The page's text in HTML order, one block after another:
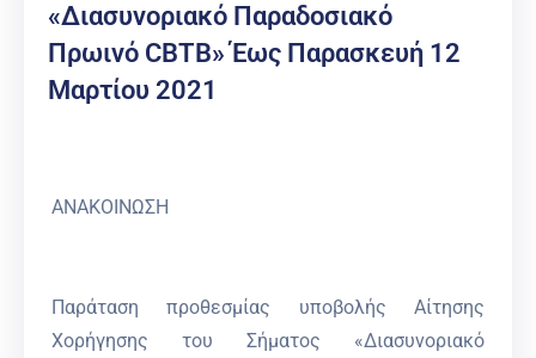
«Διασυνοριακό Παραδοσιακό
Πρωινό CBTB» Έως Παρασκευή 12
Μαρτίου 2021
ΑΝΑΚΟΙΝΩΣΗ
Παράταση προθεσμίας υποβολής Αίτησης
Χορήγησης του Σήματος «Διασυνοριακό